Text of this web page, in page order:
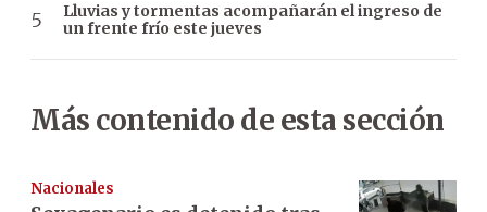
Lluvias y tormentas acompañarán el ingreso de
un frente frío este jueves
Más contenido de esta sección
Nacionales